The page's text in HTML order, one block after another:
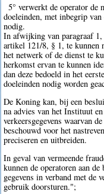
5° verwerkt de operator de
doeleinden, met inbegrip
nodig.
In afwijking van paragraaf 1,
artikel 121/8, § 1, te
het netwerk of de dienst te
herkomst ervan te kunnen
dan deze bedoeld in het
doeleinden nodig worden
De Koning kan, bij een
na advies van het Instituut
verkeersgegevens waarvan
beschouwd voor het
preciseren en uitbreiden.
In geval van vermeende
kunnen de operatoren aan
gegevens in verband met de
gebruik doorsturen.";